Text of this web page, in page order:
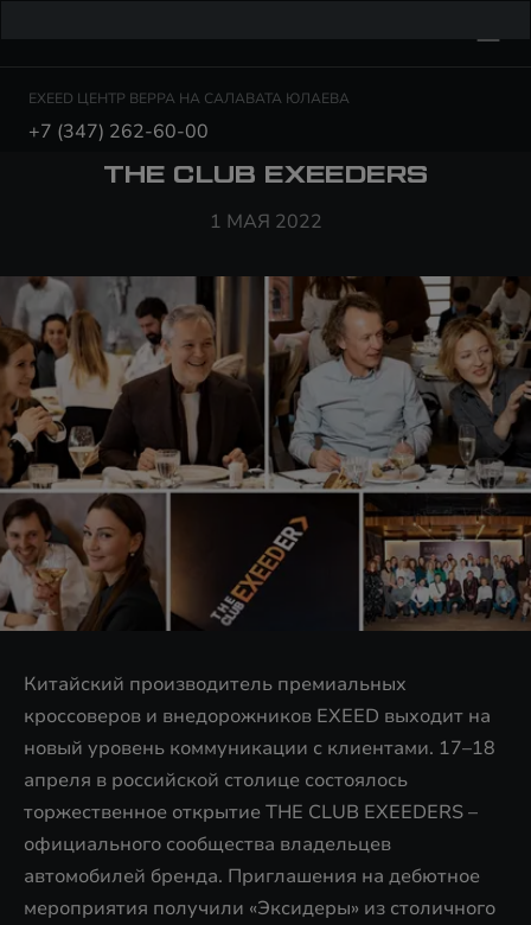
EXEED ЦЕНТР ВЕРРА НА САЛАВАТА ЮЛАЕВА
+7 (347) 262-60-00
THE CLUB EXEEDERS
1 МАЯ 2022
Китайский производитель премиальных
кроссоверов и внедорожников EXEED выходит на
новый уровень коммуникации с клиентами. 17–18
апреля в российской столице состоялось
торжественное открытие THE CLUB EXEEDERS –
официального сообщества владельцев
автомобилей бренда. Приглашения на дебютное
мероприятия получили «Эксидеры» из столичного